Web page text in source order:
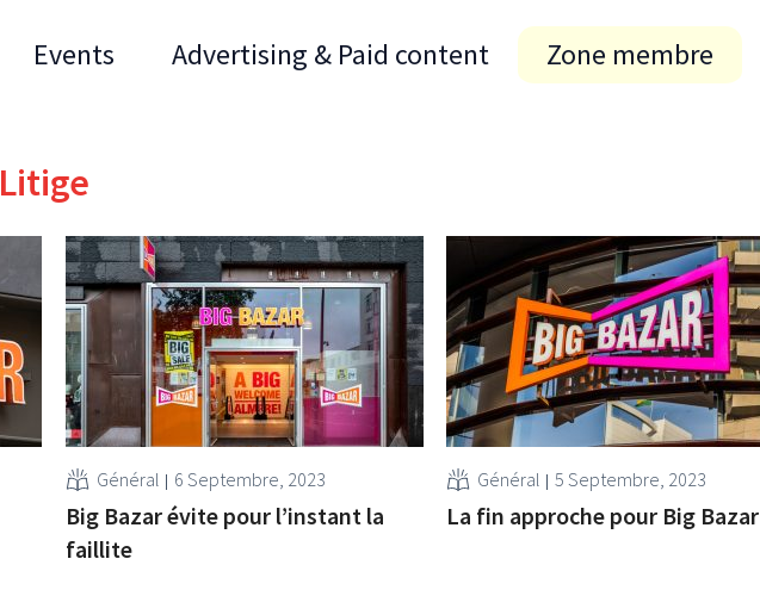
Events Advertising & Paid content Zone membre
Litige
Général 6 Septembre, 2023
Big Bazar évite pour l’instant la
faillite
Général 5 Septembre, 2023
La fin approche pour Big Bazar